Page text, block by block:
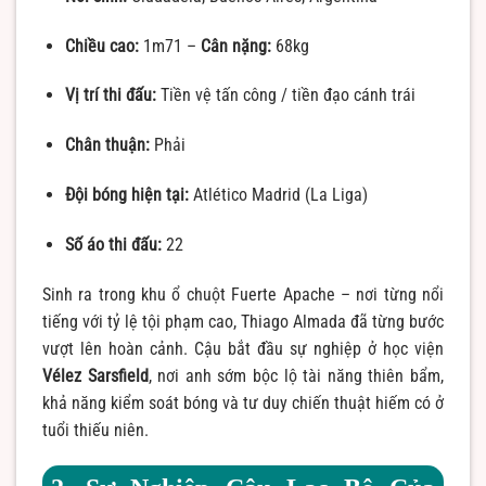
Chiều cao:1m71 – Cân nặng:68kg
Vị trí thi đấu:Tiền vệ tấn công / tiền đạo cánh trái
Chân thuận:Phải
Đội bóng hiện tại:Atlético Madrid (La Liga)
Số áo thi đấu:22
Sinh ra trong khu ổ chuột Fuerte Apache – nơi từng nổi
tiếng với tỷ lệ tội phạm cao, Thiago Almada đã từng bước
vượt lên hoàn cảnh. Cậu bắt đầu sự nghiệp ở học viện
Vélez Sarsfield, nơi anh sớm bộc lộ tài năng thiên bẩm,
khả năng kiểm soát bóng và tư duy chiến thuật hiếm có ở
tuổi thiếu niên.